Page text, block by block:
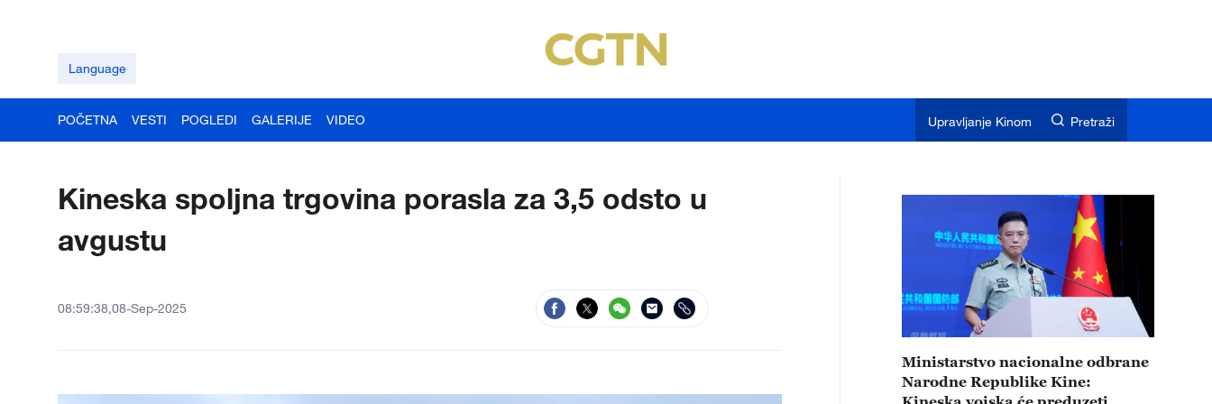
Language
POČETNA VESTI POGLEDI GALERIJE VIDEO Upravljanje Kinom Pretraži
Kineska spoljna trgovina porasla za 3,5 odsto u
avgustu
08:59:38,08-Sep-2025
Ministarstvo nacionalne odbrane
Narodne Republike Kine: